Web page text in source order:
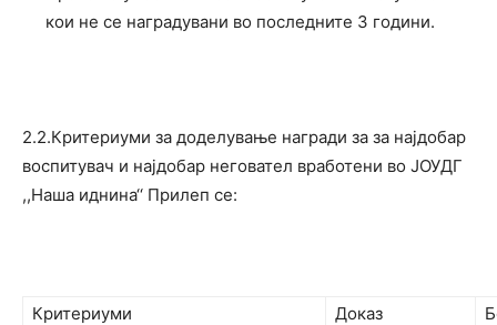
кои не се наградувани во последните 3 години.
2.2.Критериуми за доделување награди за за најдобар
воспитувач и најдобар неговател вработени во ЈОУДГ
,,Наша иднина‘‘ Прилеп се:
Критериуми Доказ